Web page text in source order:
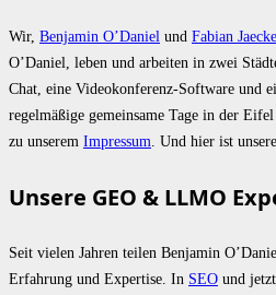
Wir, Benjamin O’Daniel und Fabian
O’Daniel, leben und arbeiten in zwei
Chat, eine Videokonferenz-Software und
regelmäßige gemeinsame Tage in der
zu unserem Impressum . Und hier ist unsere
Unsere GEO & LLMO
Seit vielen Jahren teilen Benjamin
Erfahrung und Expertise. In SEO und